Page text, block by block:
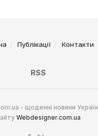
Публікації Контакти
RSS
- щоденні новини
Webdesigner.com.ua